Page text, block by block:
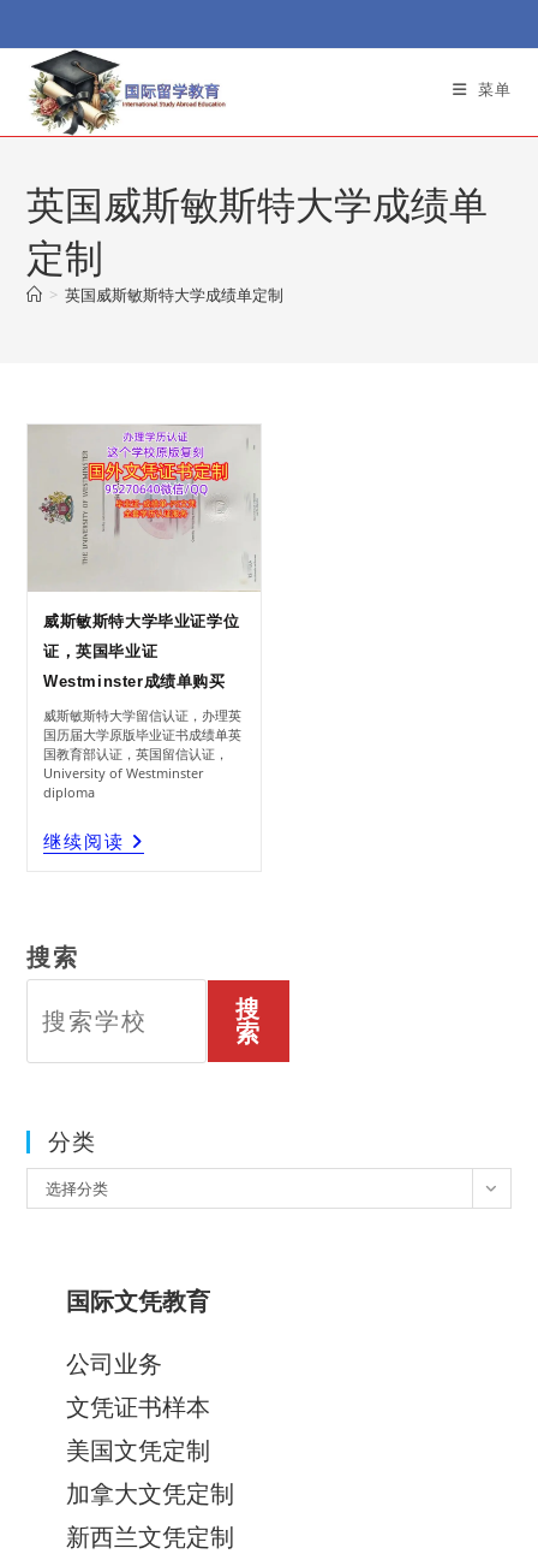
to
content
菜单
英国威斯敏斯特大学成绩单
定制
> 英国威斯敏斯特大学成绩单定制
威斯敏斯特大学毕业证学位
证，英国毕业证
Westminster成绩单购买
威斯敏斯特大学留信认证，办理英
国历届大学原版毕业证书成绩单英
国教育部认证，英国留信认证，
University of Westminster
diploma
继续阅读 威
斯
敏
证Westminster
单
购
买
搜索
搜
索
分类
类
选择分类
国际文凭教育
公司业务
文凭证书样本
美国文凭定制
加拿大文凭定制
新西兰文凭定制